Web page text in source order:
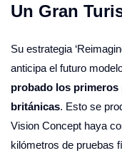
Un Gran
Su estrategia
anticipa el futuro
probado los
británicas. Esto se
Vision Concept haya
kilómetros de pruebas